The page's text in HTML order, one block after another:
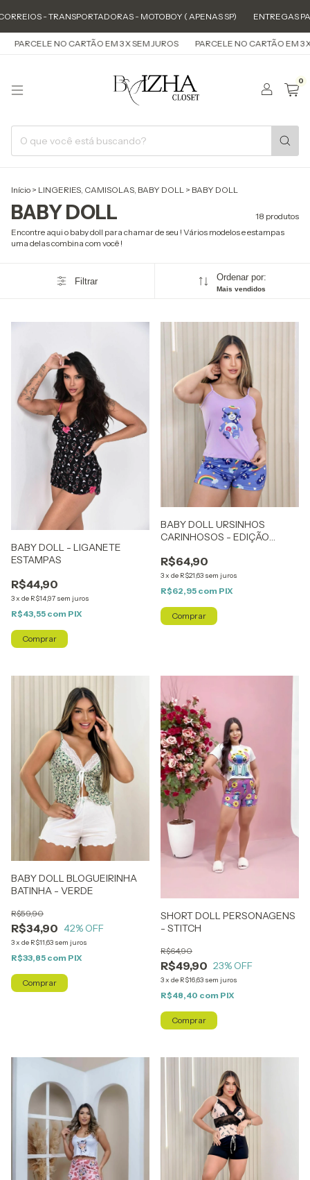
- TRANSPORTADORAS - MOTOBOY ( APENAS SP) ENTREGAS PARA
NO CARTÃO EM 3 X SEM JUROS PARCELE NO CARTÃO EM 3 X SEM
0
Início > LINGERIES, CAMISOLAS, BABY DOLL > BABY DOLL
BABY DOLL
18 produtos
Encontre aqui o baby doll para chamar de seu ! Vários modelos e estampas
uma delas combina com você !
Filtrar Ordenar por:
Mais vendidos
BABY DOLL - LIGANETE
ESTAMPAS
R$44,90
3x de R$14,97 sem juros
R$43,55 com PIX
Comprar
BABY DOLL URSINHOS
CARINHOSOS - EDIÇÃO
R$64,90
3x de R$21,63 sem juros
R$62,95 com PIX
Comprar
BABY DOLL BLOGUEIRINHA
BATINHA - VERDE
R$34,90
R$59,90
42% OFF
3x de R$11,63 sem juros
R$33,85 com PIX
Comprar
SHORT DOLL PERSONAGENS
- STITCH
R$49,90
R$64,90
23% OFF
3x de R$16,63 sem juros
R$48,40 com PIX
Comprar